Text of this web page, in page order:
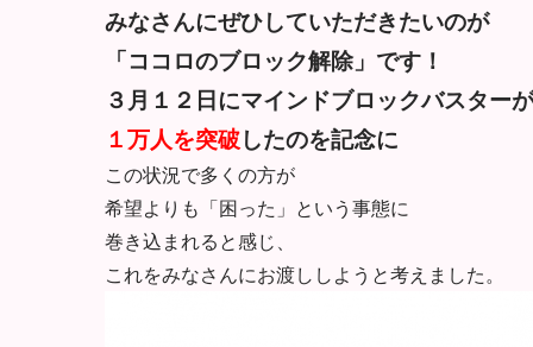
みなさんにぜひしていただきたいのが
「ココロのブロック解除」です！
３月１２日にマインドブロックバスターが
１万人を突破したのを記念に
この状況で多くの方が
希望よりも「困った」という事態に
巻き込まれると感じ、
これをみなさんにお渡ししようと考えました。